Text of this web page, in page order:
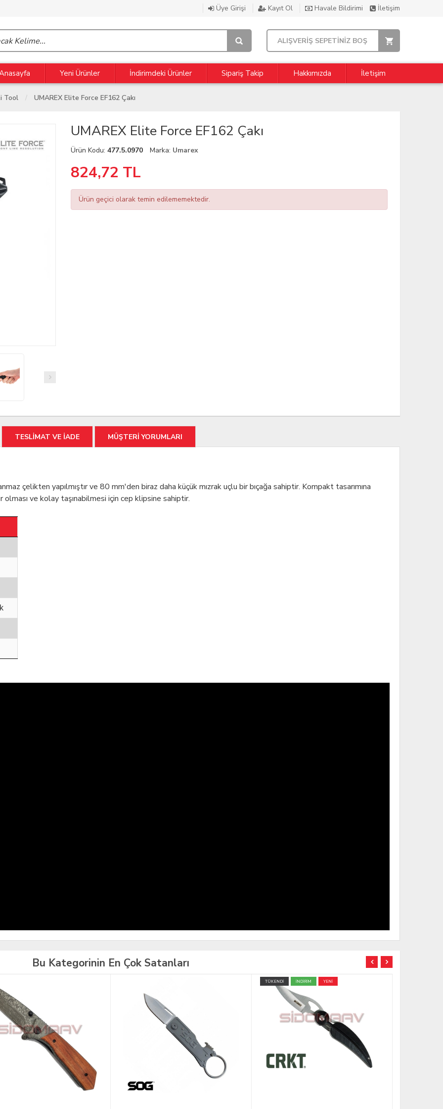
Üye Girişi Kayıt Ol Havale Bildirimi İletişim
ALIŞVERİŞ SEPETİNİZ BOŞ
Yeni Ürünler İndirimdeki Ürünler Sipariş Takip Hakkımızda İletişim
Tool UMAREX Elite Force EF162 Çakı
UMAREX Elite Force EF162 Çakı
Ürün Kodu:477.5.0970 Marka: Umarex
824,72 TL
Ürün geçici olarak temin edilememektedir.
TESLİMAT VE İADE MÜŞTERİ YORUMLARI
çelikten yapılmıştır ve 80 mm'den biraz daha küçük mızrak uçlu bir bıçağa sahiptir. Kompakt tasarımına
olması ve kolay taşınabilmesi için cep klipsine sahiptir.
Bu Kategorinin En Çok Satanları
TÜKENDİ